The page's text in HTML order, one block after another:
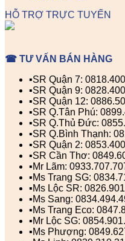
HỖ TRỢ TRỰC TUYẾN
☎ TƯ VẤN BÁN HÀNG
▪️SR Quận 7:
▪️SR Quận 9:
▪️SR Quận 12:
▪️SR Q.Tân Phú:
▪️SR Q.Thủ Đức:
▪️SR Q.Bình Thạnh:
▪️SR Quận 2:
▪️SR Cần Thơ:
▪️Mr Lãm:
▪️Ms Trang SG:
▪️Ms Lộc SR:
▪️Ms Sang:
▪️Ms Trang Eco:
▪️Mr Lộc SG:
▪️Ms Phượng: